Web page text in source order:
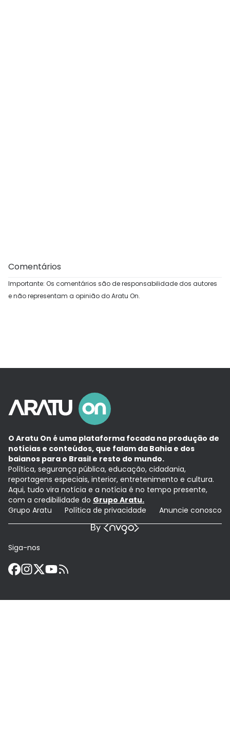
Comentários
Importante: Os comentários são de responsabilidade dos autores
e não representam a opinião do Aratu On.
O Aratu On é uma plataforma focada na produção de
notícias e conteúdos, que falam da Bahia e dos
baianos para o Brasil e resto do mundo.
Política, segurança pública, educação, cidadania,
reportagens especiais, interior, entretenimento e cultura.
Aqui, tudo vira notícia e a notícia é no tempo presente,
com a credibilidade do Grupo Aratu.
Grupo Aratu
Política de privacidade Anuncie conosco
Siga-nos